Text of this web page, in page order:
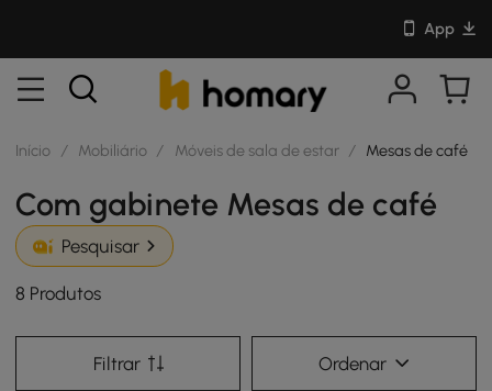
App
Início / Mobiliário / Móveis de sala de estar / Mesas de café
Com gabinete Mesas de café
Pesquisar
8 Produtos
Filtrar Ordenar